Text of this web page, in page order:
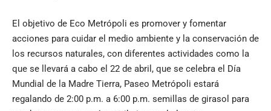
El objetivo de Eco Metrópoli es promover y fomentar
acciones para cuidar el medio ambiente y la conservación de
los recursos naturales, con diferentes actividades como la
que se llevará a cabo el 22 de abril, que se celebra el Día
Mundial de la Madre Tierra, Paseo Metrópoli estará
regalando de 2:00 p.m. a 6:00 p.m. semillas de girasol para